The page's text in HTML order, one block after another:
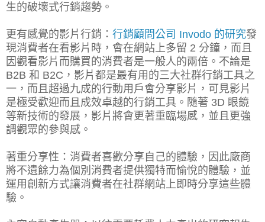
生的破壞式行銷趨勢。
更有感覺的影片行銷： 行銷顧問公司 Invodo 的研究發
現消費者在看影片時，會在網站上多留 2 分鐘，而且
因觀看影片而購買的消費者是一般人的兩倍。不論是
B2B 和 B2C，影片都是最有用的三大社群行銷工具之
一，而且超過九成的行動用戶會分享影片，可見影片
是極受歡迎而且成效卓越的行銷工具。隨著 3D 眼鏡
等新技術的發展，影片將會更著重臨場感，並且更強
調觀眾的參與感。
著重分享性：消費者喜歡分享自己的體驗，因此廠商
將不遺餘力為個別消費者提供獨特而愉悅的體驗，並
運用創新方式讓消費者在社群網站上即時分享這些體
驗。